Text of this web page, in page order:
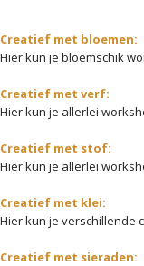
Creatief met bloemen:
Hier kun je bloemschik
Creatief met verf:
Hier kun je allerlei
Creatief met stof:
Hier kun je allerlei
Creatief met klei:
Hier kun je verschillende
Creatief met sieraden: